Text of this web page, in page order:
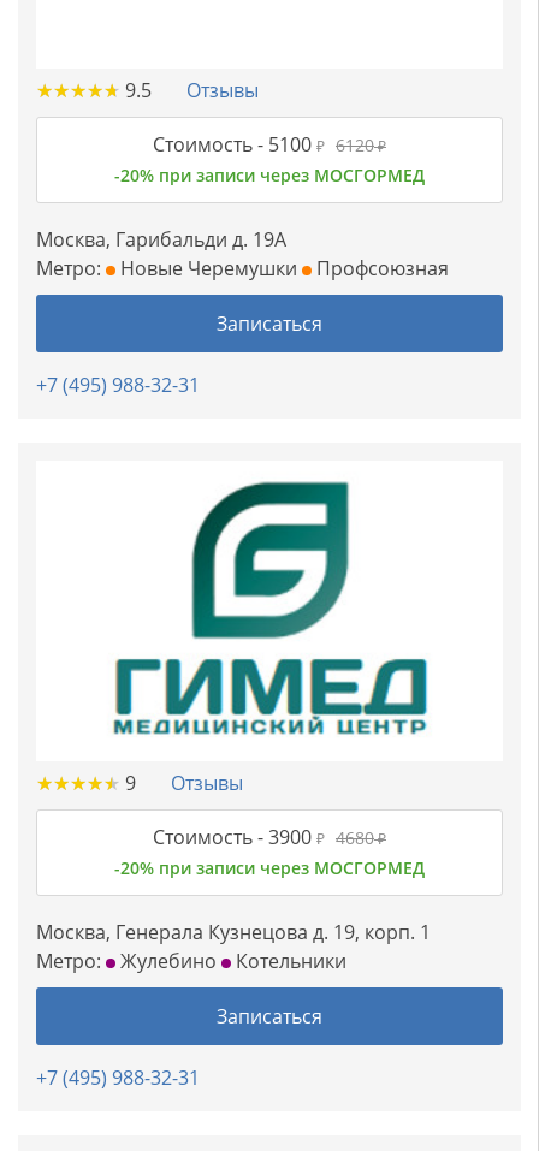
★★★★★
★★★★★ 9.5 Отзывы
Стоимость - 5100 ₽ 6120₽
-20% при записи через МОСГОРМЕД
Москва, Гарибальди д. 19А
Метро:
Новые Черемушки Профсоюзная
Записаться
+7 (495) 988-32-31
★★★★★
★★★★★ 9 Отзывы
Стоимость -3900 ₽ 4680₽
-20% при записи через МОСГОРМЕД
Москва, Генерала Кузнецова д. 19, корп. 1
Метро:
Жулебино Котельники
Записаться
+7 (495) 988-32-31